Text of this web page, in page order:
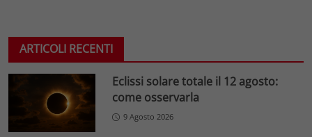
ARTICOLI RECENTI
Eclissi solare totale il 12 agosto:
come osservarla
9 Agosto 2026